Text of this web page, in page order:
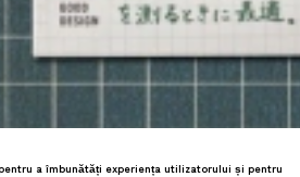
a îmbunătăți experiența utilizatorului și pentru